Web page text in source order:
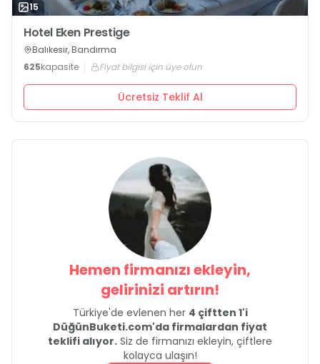
15
Hotel Eken Prestige
Balıkesir, Bandırma
625kapasite Fiyat bilgisi için üye olun
Ücretsiz Teklif Al
Hemen firmanızı ekleyin,
gelirinizi artırın!
Türkiye'de evlenen her 4 çiftten 1'i
DüğünBuketi.com'da firmalardan fiyat
teklifi alıyor. Siz de firmanızı ekleyin, çiftlere
kolayca ulaşın!